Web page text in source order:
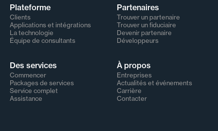
Plateforme
Clients
Applications et intégrations
La technologie
Équipe de consultants
Partenaires
Trouver un partenaire
Trouver un fiduciaire
Devenir partenaire
Développeurs
Des services
Commencer
Packages de services
Service complet
Assistance
À propos
Entreprises
Actualités et événements
Carrière
Contacter